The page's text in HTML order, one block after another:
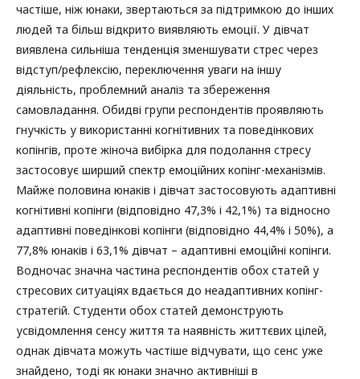
частіше, ніж юнаки, звертаються за підтримкою до інших
людей та більш відкрито виявляють емоції. У дівчат
виявлена сильніша тенденція зменшувати стрес через
відступ/рефлексію, переключення уваги на іншу
діяльність, проблемний аналіз та збереження
самовладання. Обидві групи респондентів проявляють
гнучкість у використанні когнітивних та поведінкових
копінгів, проте жіноча вибірка для подолання стресу
застосовує ширший спектр емоційних копінг-механізмів.
Майже половина юнаків і дівчат застосовують адаптивні
когнітивні копінги (відповідно 47,3% і 42,1%) та відносно
адаптивні поведінкові копінги (відповідно 44,4% і 50%), а
77,8% юнаків і 63,1% дівчат – адаптивні емоційні копінги.
Водночас значна частина респондентів обох статей у
стресових ситуаціях вдається до неадаптивних копінг-
стратегій. Студенти обох статей демонструють
усвідомлення сенсу життя та наявність життєвих цілей,
однак дівчата можуть частіше відчувати, що сенс уже
знайдено, тоді як юнаки значно активніші в